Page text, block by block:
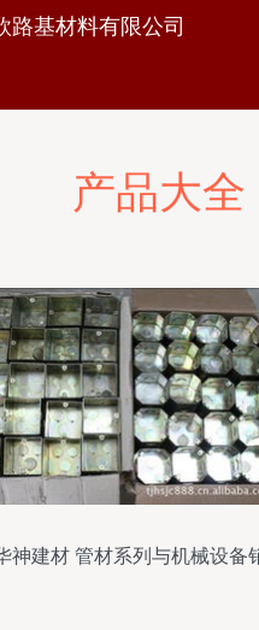
路基材料有限公司
产品大全
神建材 管材系列与机械设备